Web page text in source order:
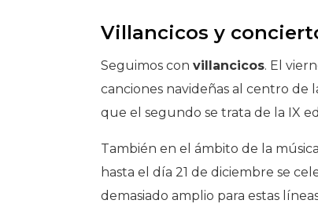
Villancicos y
Seguimos convillancicos. El
canciones navideñas al centro de
que el segundo se trata de la IX
También en el ámbito de la
hasta el día 21 de diciembre se
demasiado amplio para estas